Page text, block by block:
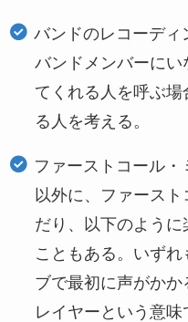
バンドのレコーディ
バンドメンバーにい
てくれる人を呼ぶ
る人を考える。
ファーストコール
以外に、ファース
だり、以下のように
こともある。いず
ブで最初に声がか
レイヤーという意味